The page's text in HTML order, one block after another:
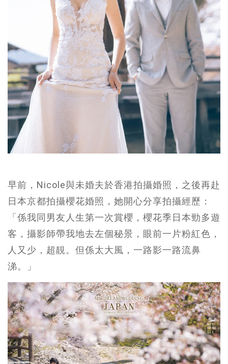
早前，Nicole與未婚夫於香港拍攝婚照，之後再赴
日本京都拍攝櫻花婚照，她開心分享拍攝經歷：
「係我同男友人生第一次賞櫻，櫻花季日本勁多遊
客，攝影師帶我地去左個秘景，眼前一片粉紅色，
人又少，超靚。但係太大風，一路影一路流鼻
涕。」